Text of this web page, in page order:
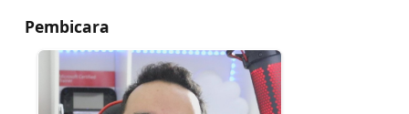
Pembicara